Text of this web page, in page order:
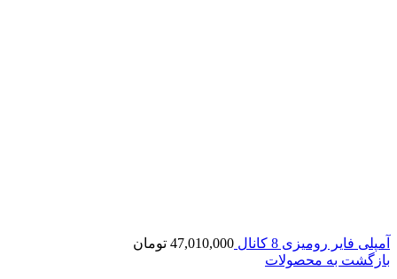
آمپلی فایر رومیزی 8 کانال 47,010,000 تومان
بازگشت به محصولات